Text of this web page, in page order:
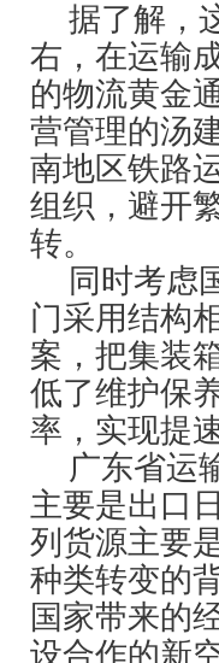
据了解，
右，在运输
的物流黄金
营管理的汤
南地区铁路
组织，避开
转。
同时考虑
门采用结构
案，把集装
低了维护保
率，实现提
广东省运
主要是出口
列货源主要
种类转变的
国家带来的
设合作的新